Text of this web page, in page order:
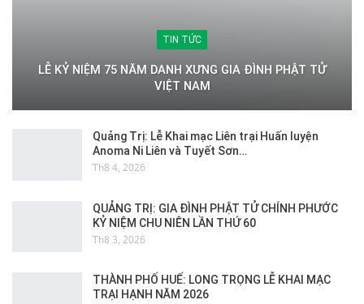
TIN TỨC
LỄ KỶ NIỆM 75 NĂM DANH XƯNG GIA ĐÌNH PHẬT TỬ
VIỆT NAM
Quảng Trị: Lễ Khai mạc Liên trại Huấn luyện
Anoma Ni Liên và Tuyết Sơn…
Th8 4, 2026
QUẢNG TRỊ: GIA ĐÌNH PHẬT TỬ CHÍNH PHƯỚC
KỶ NIỆM CHU NIÊN LẦN THỨ 60
Th8 3, 2026
THÀNH PHỐ HUẾ: LONG TRỌNG LỄ KHAI MẠC
TRẠI HẠNH NĂM 2026